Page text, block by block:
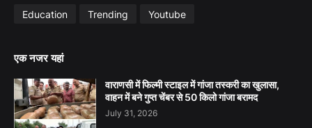
Education Trending Youtube
एक नजर यहां
वाराणसी में फिल्मी स्टाइल में गांजा तस्करी का खुलासा,
वाहन में बने गुप्त चेंबर से 50 किलो गांजा बरामद
July 31, 2026